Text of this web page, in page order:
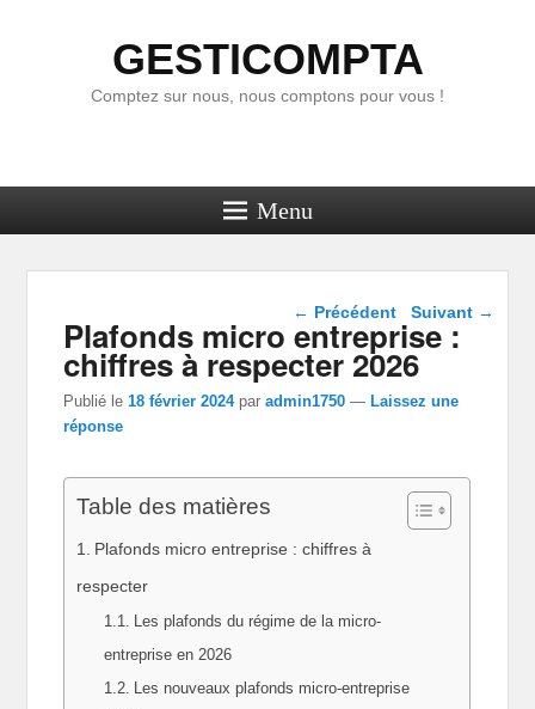
GESTICOMPTA
Comptez sur nous, nous comptons pour vous !
Menu
Navigation dans les
articles
← Précédent Suivant →
Plafonds micro entreprise :
chiffres à respecter 2026
Publié le18 février 2024 paradmin1750 —Laissez une
réponse
Table des matières
Plafonds micro entreprise : chiffres à
respecter
Les plafonds du régime de la micro-
entreprise en 2026
Les nouveaux plafonds micro-entreprise